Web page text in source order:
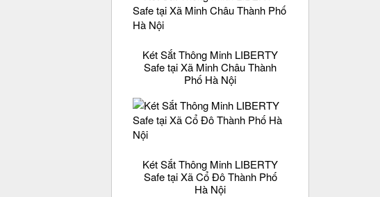
Két Sắt Thông Minh LIBERTY
Safe tại Xã Minh Châu Thành
Phố Hà Nội
Két Sắt Thông Minh LIBERTY
Safe tại Xã Cổ Đô Thành Phố
Hà Nội